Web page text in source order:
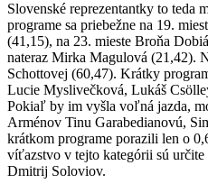
Slovenské reprezentantky to teda
programe sa priebežne na 19.
(41,15), na 23. mieste Broňa
nateraz Mirka Magulová (21,42).
Schottovej (60,47). Krátky
Lucie Myslivečková, Lukáš
Pokiaľ by im vyšla voľná jazda,
Arménov Tinu Garabedianovú,
krátkom programe porazili len o
víťazstvo v tejto kategórii sú
Dmitrij Soloviov.